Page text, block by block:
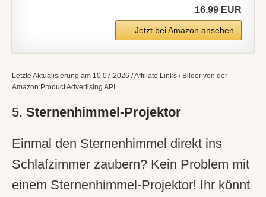
16,99 EUR
Jetzt bei Amazon ansehen
Letzte Aktualisierung am 10.07.2026 / Affiliate Links / Bilder von der
Amazon Product Advertising API
5. Sternenhimmel-Projektor
Einmal den Sternenhimmel direkt ins
Schlafzimmer zaubern? Kein Problem mit
einem Sternenhimmel-Projektor! Ihr könnt